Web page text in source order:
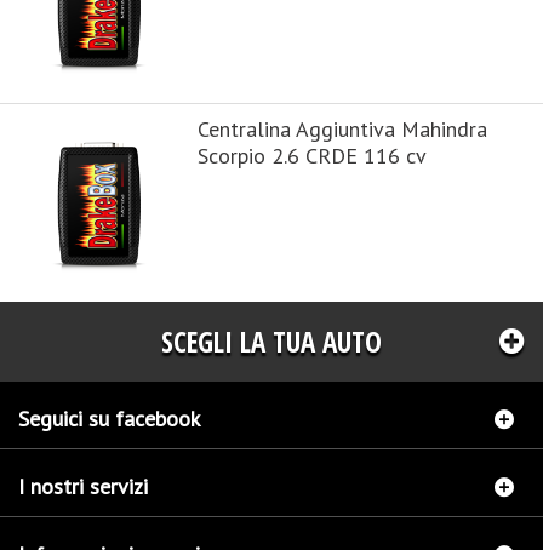
Centralina Aggiuntiva Mahindra
Scorpio 2.6 CRDE 116 cv
SCEGLI LA TUA AUTO
Seguici su facebook
I nostri servizi